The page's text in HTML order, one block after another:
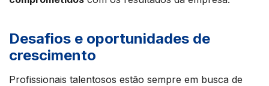
Desafios e oportunidades de
crescimento
Profissionais talentosos estão sempre em busca de